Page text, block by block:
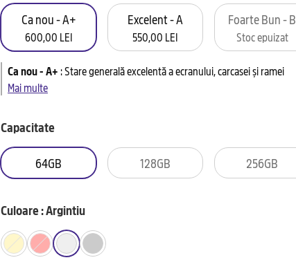
Ca nou - A+
600,00 LEI
Excelent - A
550,00 LEI
Foarte Bun - B
Stoc epuizat
Ca nou - A+ :Stare generală excelentă a ecranului, carcasei și ramei
Mai multe
Capacitate
64GB 128GB 256GB
Culoare : Argintiu